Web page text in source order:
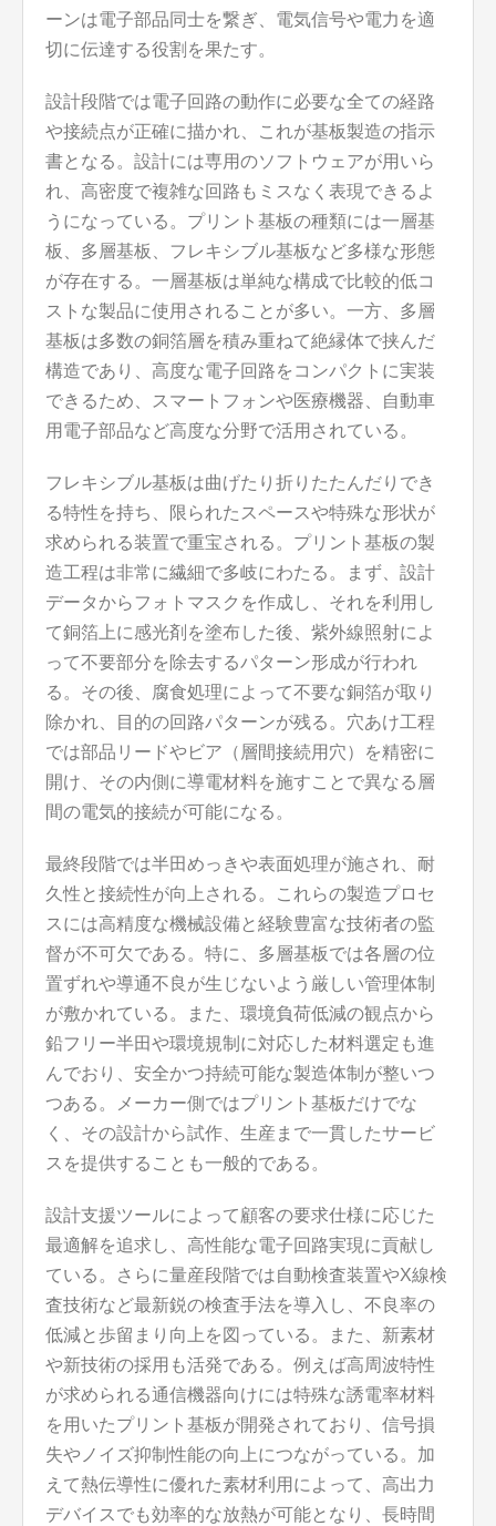
ーンは電子部品同士を繋ぎ、電気信号や電力を適
切に伝達する役割を果たす。
設計段階では電子回路の動作に必要な全ての経路
や接続点が正確に描かれ、これが基板製造の指示
書となる。設計には専用のソフトウェアが用いら
れ、高密度で複雑な回路もミスなく表現できるよ
うになっている。プリント基板の種類には一層基
板、多層基板、フレキシブル基板など多様な形態
が存在する。一層基板は単純な構成で比較的低コ
ストな製品に使用されることが多い。一方、多層
基板は多数の銅箔層を積み重ねて絶縁体で挟んだ
構造であり、高度な電子回路をコンパクトに実装
できるため、スマートフォンや医療機器、自動車
用電子部品など高度な分野で活用されている。
フレキシブル基板は曲げたり折りたたんだりでき
る特性を持ち、限られたスペースや特殊な形状が
求められる装置で重宝される。プリント基板の製
造工程は非常に繊細で多岐にわたる。まず、設計
データからフォトマスクを作成し、それを利用し
て銅箔上に感光剤を塗布した後、紫外線照射によ
って不要部分を除去するパターン形成が行われ
る。その後、腐食処理によって不要な銅箔が取り
除かれ、目的の回路パターンが残る。穴あけ工程
では部品リードやビア（層間接続用穴）を精密に
開け、その内側に導電材料を施すことで異なる層
間の電気的接続が可能になる。
最終段階では半田めっきや表面処理が施され、耐
久性と接続性が向上される。これらの製造プロセ
スには高精度な機械設備と経験豊富な技術者の監
督が不可欠である。特に、多層基板では各層の位
置ずれや導通不良が生じないよう厳しい管理体制
が敷かれている。また、環境負荷低減の観点から
鉛フリー半田や環境規制に対応した材料選定も進
んでおり、安全かつ持続可能な製造体制が整いつ
つある。メーカー側ではプリント基板だけでな
く、その設計から試作、生産まで一貫したサービ
スを提供することも一般的である。
設計支援ツールによって顧客の要求仕様に応じた
最適解を追求し、高性能な電子回路実現に貢献し
ている。さらに量産段階では自動検査装置やX線検
査技術など最新鋭の検査手法を導入し、不良率の
低減と歩留まり向上を図っている。また、新素材
や新技術の採用も活発である。例えば高周波特性
が求められる通信機器向けには特殊な誘電率材料
を用いたプリント基板が開発されており、信号損
失やノイズ抑制性能の向上につながっている。加
えて熱伝導性に優れた素材利用によって、高出力
デバイスでも効率的な放熱が可能となり、長時間